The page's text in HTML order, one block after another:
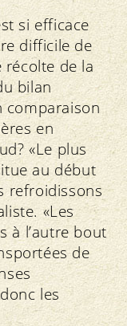
si efficace
difficile de
de la
bilan
comparaison
en
«Le plus
au début
refroidissons
«Les
à l’autre bout
de
les